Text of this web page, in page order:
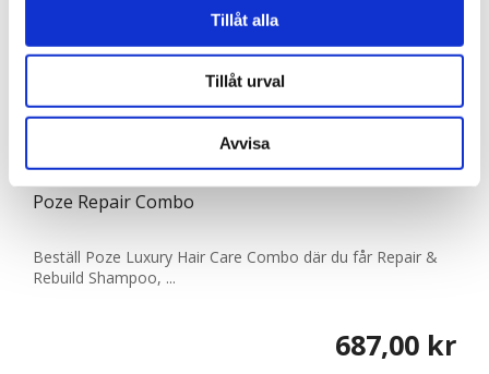
vidarebefordrar även sådana identifierare och annan
information från din enhet till de sociala medier och
Dessa kan i sin tur kombinera informationen med annan
information som du har tillhandahållit eller som de har
samlat in när du har använt deras tjänster.
Tillåt alla
Tillåt urval
Avvisa
810035
Poze Repair Combo
Beställ Poze Luxury Hair Care Combo där du får Repair &
Rebuild Shampoo, ...
687,00 kr